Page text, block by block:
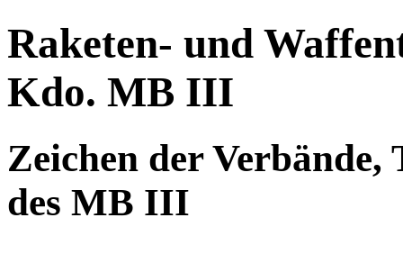
Raketen- und
Kdo. MB III
Zeichen der
des MB III